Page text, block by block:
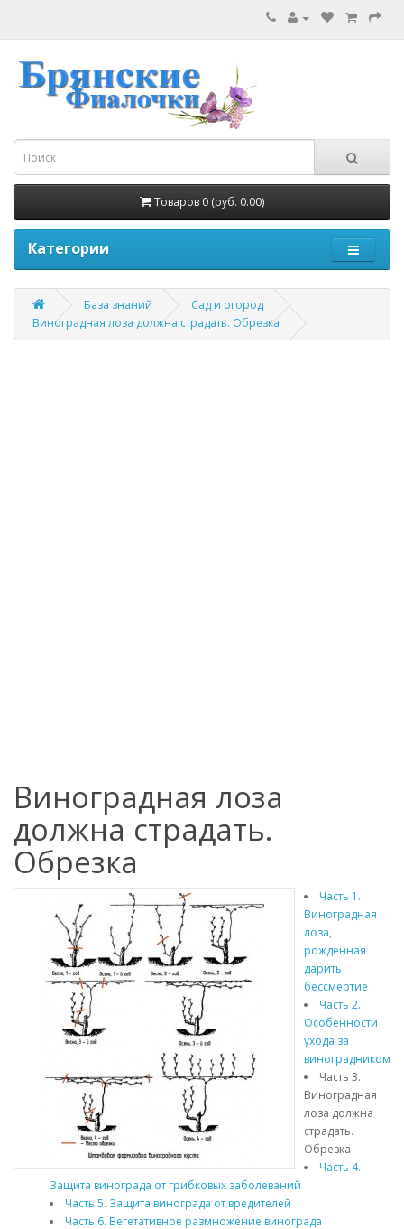
Товаров 0 (руб. 0.00)
Категории
База знаний
Сад и огород
Виноградная лоза должна страдать. Обрезка
Виноградная лоза
должна страдать.
Обрезка
Часть 1.
Виноградная
лоза,
рожденная
дарить
бессмертие
Часть 2.
Особенности
ухода за
виноградником
Часть 3.
Виноградная
лоза должна
страдать.
Обрезка
Часть 4.
Защита винограда от грибковых заболеваний
Часть 5. Защита винограда от вредителей
Часть 6. Вегетативное размножение винограда